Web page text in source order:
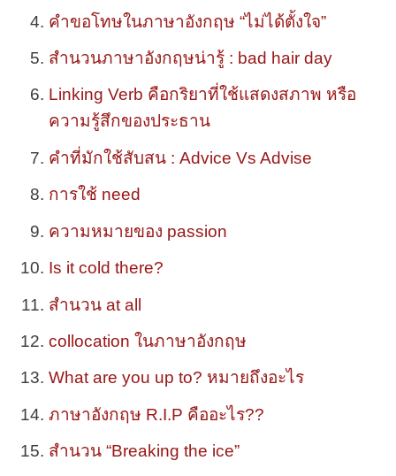
คำขอโทษในภาษาอังกฤษ “ไม่ได้ตั้งใจ”
สำนวนภาษาอังกฤษน่ารู้ : bad hair day
Linking Verb คือกริยาที่ใช้แสดงสภาพ หรือ
ความรู้สึกของประธาน
คำที่มักใช้สับสน : Advice Vs Advise
การใช้ need
ความหมายของ passion
Is it cold there?
สำนวน at all
collocation ในภาษาอังกฤษ
What are you up to? หมายถึงอะไร
ภาษาอังกฤษ R.I.P คืออะไร??
สำนวน “Breaking the ice”